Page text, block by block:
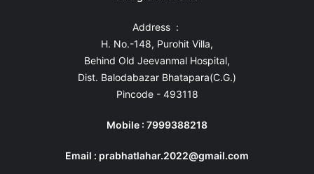
Address :
H. No.-148, Purohit Villa,
Behind Old Jeevanmal Hospital,
Dist. Balodabazar Bhatapara(C.G.)
Pincode - 493118
Mobile : 7999388218
Email : prabhatlahar.2022@gmail.com